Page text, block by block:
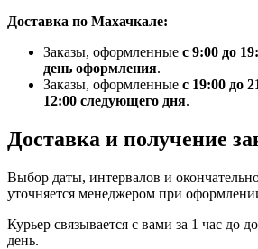
Доставка по Махачкале:
Заказы, оформленные с 9:00 до
день оформления.
Заказы, оформленные с 19:00 до
12:00 следующего дня.
Доставка и получение
Выбор даты, интервалов и
уточняется менеджером при
Курьер связывается с вами за 1 час до
день.